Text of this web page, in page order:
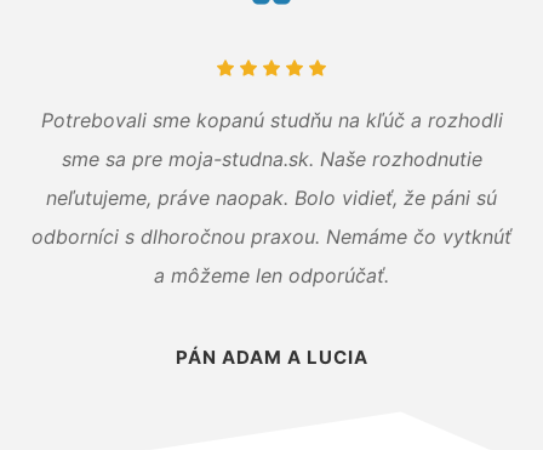
Potrebovali sme kopanú studňu na kľúč a rozhodli
sme sa pre moja-studna.sk. Naše rozhodnutie
neľutujeme, práve naopak. Bolo vidieť, že páni sú
odborníci s dlhoročnou praxou. Nemáme čo vytknúť
a môžeme len odporúčať.
PÁN ADAM A LUCIA